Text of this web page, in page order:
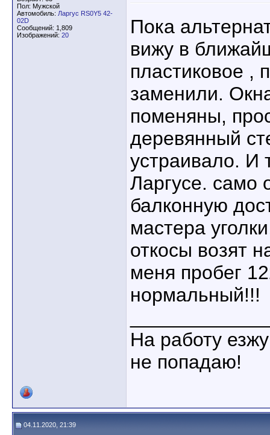
Пол: Мужской
Автомобиль: Ларгус RS0Y5 42-
02D
Сообщений: 1,809
Изображений: 20
Пока
вижу в
пластиковое ,
заменили.
поменяны,
деревянный
устраивало. И
Ларгусе. само
балконную
мастера
откосы возят
меня пробег
нормальный!!!
На работу
не попадаю!
04.11.2020, 21:39